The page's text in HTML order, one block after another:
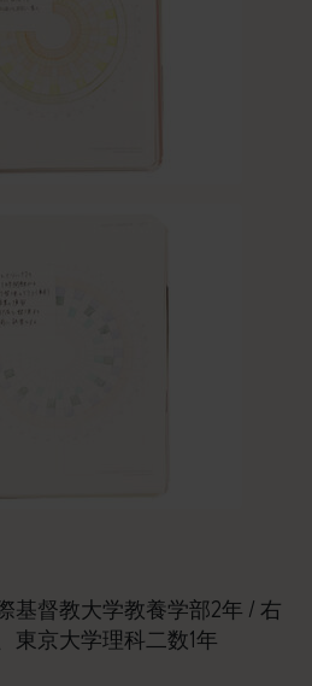
基督教大学教養学部2年 / 右
東京大学理科二数1年